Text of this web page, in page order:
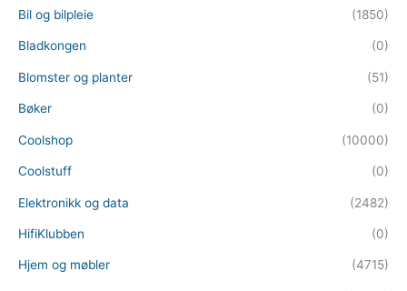
Bil og bilpleie (1850)
Bladkongen (0)
Blomster og planter (51)
Bøker (0)
Coolshop (10000)
Coolstuff (0)
Elektronikk og data (2482)
HifiKlubben (0)
Hjem og møbler (4715)